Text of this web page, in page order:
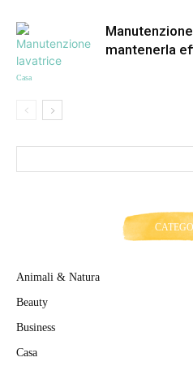
Casa
mantenerla
Animali & Natura
Beauty
Business
Casa